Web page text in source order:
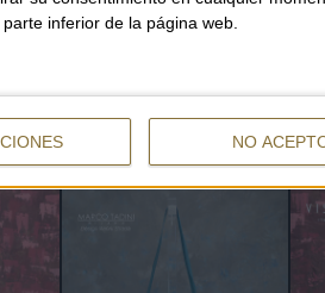
inferior de la página web.
NO
YOU CAN ALSO